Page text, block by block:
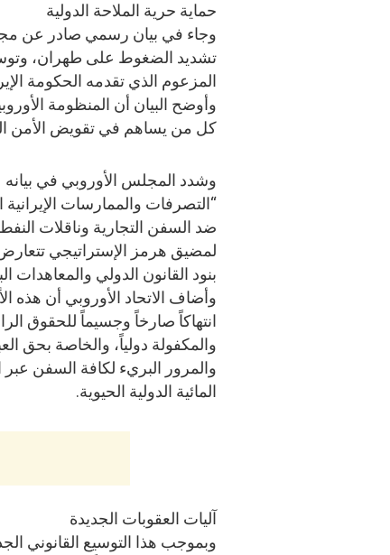
حماية حرية الملاحة الدولية
وجاء في بيان رسمي صادر عن مجلس
تشديد الضغوط على طهران،
المزعوم الذي تقدمه الحكومة
وأوضح البيان أن المنظومة
كل من يساهم في تقويض الأمن
وشدد المجلس الأوروبي في
“التصرفات والممارسات الإيرانية
ضد السفن التجارية وناقلات النفط
لمضيق هرمز الإستراتيجي
بنود القانون الدولي والمعاهدات
وأضاف الاتحاد الأوروبي أن هذه
انتهاكاً صارخاً وجسيماً للحقوق
والمكفولة دولياً، والخاصة بحق
والمرور البريء لكافة السفن
المائية الدولية الحيوية.
آليات العقوبات الجديدة
وبموجب هذا التوسيع القانوني